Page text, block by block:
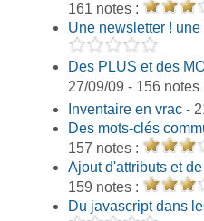
161 notes :
Une newsletter ! une
Des PLUS et des
27/09/09 - 156 notes
Inventaire en vrac -
Des mots-clés
157 notes :
Ajout d'attributs et
159 notes :
Du javascript dans